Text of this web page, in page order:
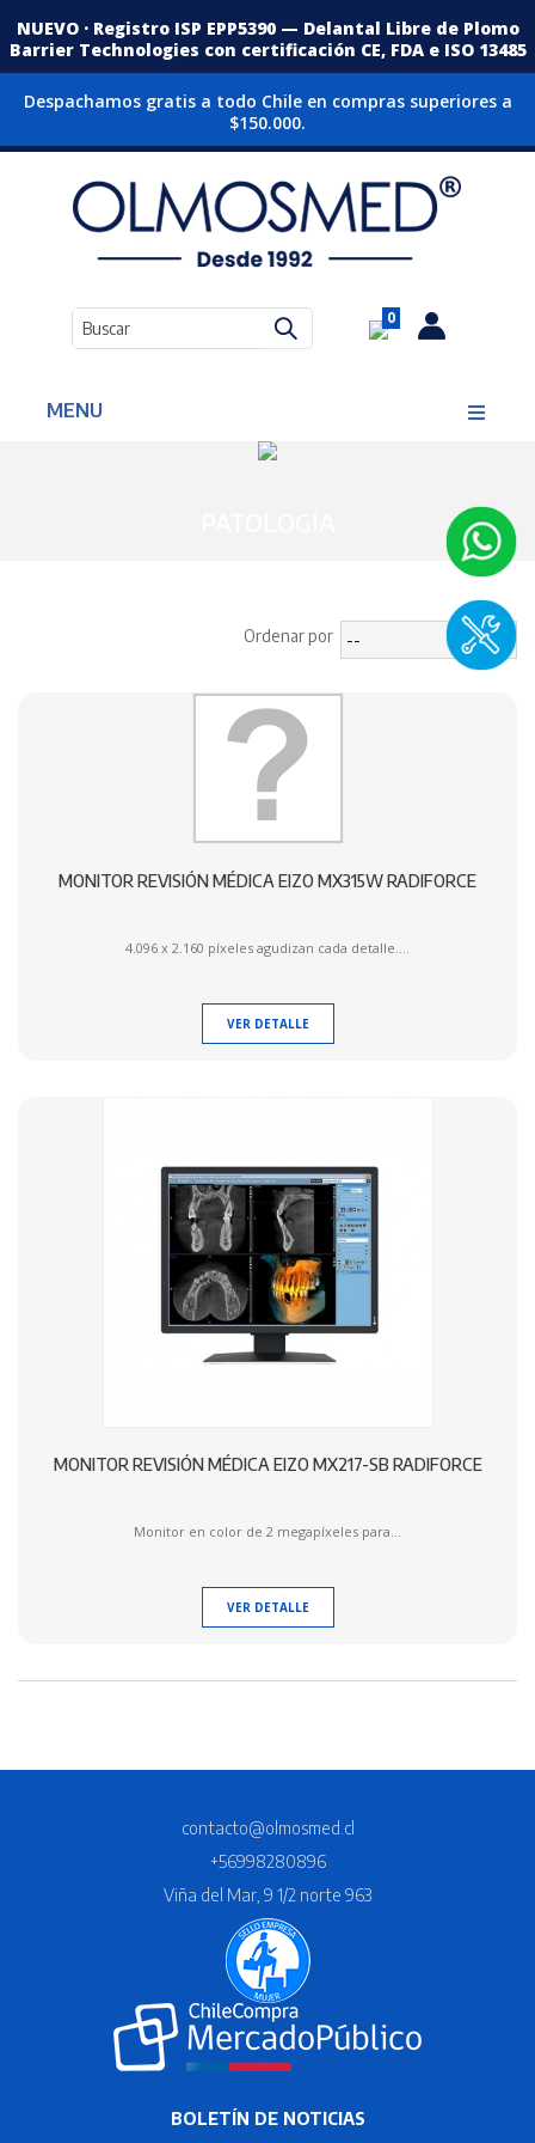
NUEVO · Registro ISP EPP5390 — Delantal Libre de Plomo
Barrier Technologies con certificación CE, FDA e ISO 13485
Despachamos gratis a todo Chile en compras superiores a
$150.000.
0
MENU
Ordenar por
MONITOR REVISIÓN MÉDICA EIZO MX315W RADIFORCE
4.096 x 2.160 píxeles agudizan cada detalle....
VER DETALLE
MONITOR REVISIÓN MÉDICA EIZO MX217-SB RADIFORCE
Monitor en color de 2 megapíxeles para...
VER DETALLE
contacto@olmosmed.cl
+56998280896
Viña del Mar, 9 1/2 norte 963
BOLETÍN DE NOTICIAS